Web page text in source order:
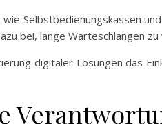
Selbstbedienungskassen
bei, lange Warteschlangen
digitaler Lösungen das